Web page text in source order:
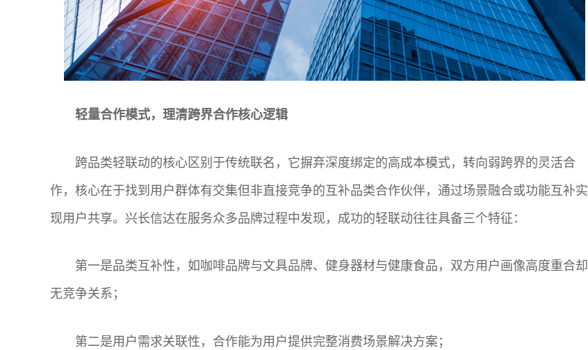
轻量合作模式，理清跨界合作核心逻辑
跨品类轻联动的核心区别于传统联名，它摒弃深度绑定的高成本模式，转向弱跨界的灵活合
作，核心在于找到用户群体有交集但非直接竞争的互补品类合作伙伴，通过场景融合或功能互补实
现用户共享。兴长信达在服务众多品牌过程中发现，成功的轻联动往往具备三个特征：
第一是品类互补性，如咖啡品牌与文具品牌、健身器材与健康食品，双方用户画像高度重合却
无竞争关系；
第二是用户需求关联性，合作能为用户提供完整消费场景解决方案；